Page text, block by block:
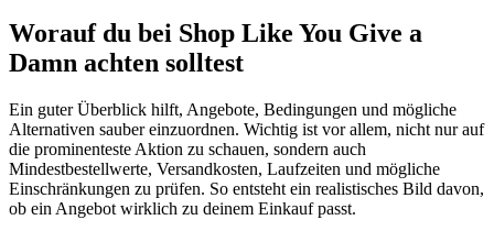
Worauf du bei Shop Like You Give a
Damn achten solltest
Ein guter Überblick hilft, Angebote, Bedingungen und mögliche
Alternativen sauber einzuordnen. Wichtig ist vor allem, nicht nur auf
die prominenteste Aktion zu schauen, sondern auch
Mindestbestellwerte, Versandkosten, Laufzeiten und mögliche
Einschränkungen zu prüfen. So entsteht ein realistisches Bild davon,
ob ein Angebot wirklich zu deinem Einkauf passt.